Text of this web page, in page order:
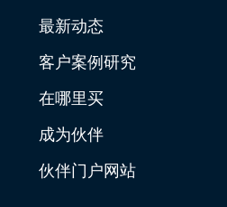
最新动态
客户案例研究
在哪里买
成为伙伴
伙伴门户网站